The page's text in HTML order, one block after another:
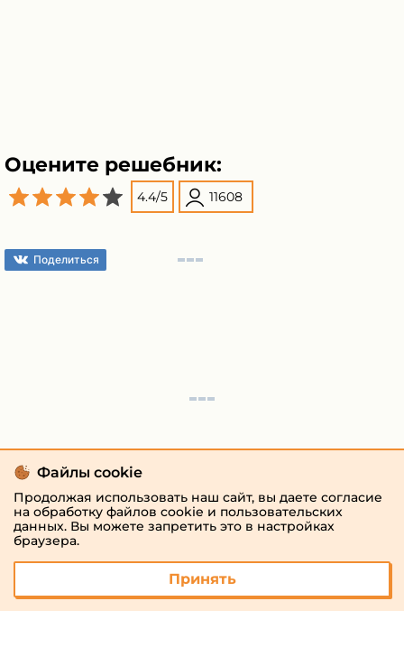
Оцените решебник:
4.4/5 11608
Поделиться
Файлы cookie
Продолжая использовать наш сайт, вы даете согласие
на обработку файлов cookie и пользовательских
данных. Вы можете запретить это в настройках
браузера.
Принять